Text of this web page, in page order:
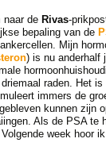
naar de Rivas-
bepaling van de
Mijn
) is nu anderhalf
raden. Het is
immers de
kunnen zijn
Als de PSA te
week hoor